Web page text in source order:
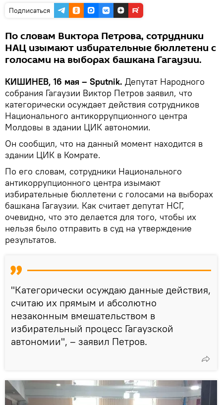
Подписаться
По словам Виктора Петрова, сотрудники
НАЦ изымают избирательные бюллетени с
голосами на выборах башкана Гагаузии.
КИШИНЕВ, 16 мая – Sputnik. Депутат Народного
собрания Гагаузии Виктор Петров заявил, что
категорически осуждает действия сотрудников
Национального антикоррупционного центра
Молдовы в здании ЦИК автономии.
Он сообщил, что на данный момент находится в
здании ЦИК в Комрате.
По его словам, сотрудники Национального
антикоррупционного центра изымают
избирательные бюллетени с голосами на выборах
башкана Гагаузии. Как считает депутат НСГ,
очевидно, что это делается для того, чтобы их
нельзя было отправить в суд на утверждение
результатов.
"Категорически осуждаю данные действия,
считаю их прямым и абсолютно
незаконным вмешательством в
избирательный процесс Гагаузской
автономии", – заявил Петров.